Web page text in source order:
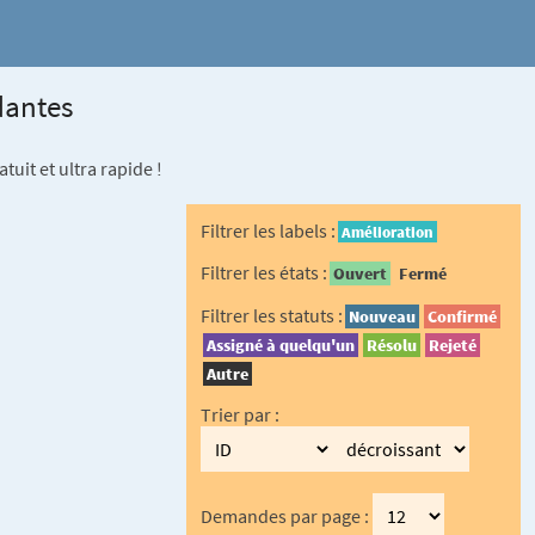
et ultra rapide !
Filtrer les labels : Amélioration
Filtrer les états : Ouvert Fermé
Filtrer les statuts : Nouveau Confirmé
Assigné à quelqu'un
Résolu
Rejeté
Autre
Trier par :
Demandes par page :